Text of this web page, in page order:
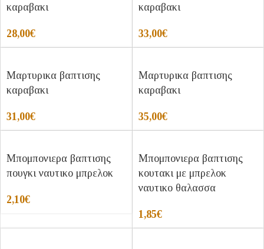
καραβακι
28,00€
καραβακι
33,00€
Μαρτυρικα βαπτισης
καραβακι
31,00€
Μαρτυρικα βαπτισης
καραβακι
35,00€
Μπομπονιερα βαπτισης
πουγκι ναυτικο μπρελοκ
2,10€
Μπομπονιερα βαπτισης
κουτακι με μπρελοκ
ναυτικο θαλασσα
1,85€